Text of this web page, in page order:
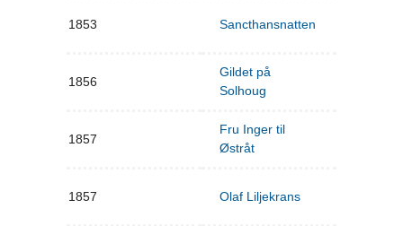
1853 Sancthansnatten
1856
Gildet på
Solhoug
1857
Fru Inger til
Østråt
1857 Olaf Liljekrans